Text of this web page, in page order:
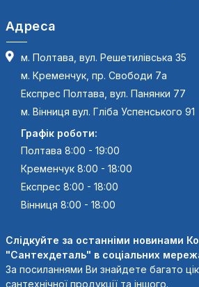
Адреса
м. Полтава, вул. Решетилівська 35
м. Кременчук, пр. Свободи 7а
Експрес Полтава, вул. Панянки 77
м. Вінниця вул. Гліба Успенського 91
Графік роботи:
Полтава 8:00 - 19:00
Кременчук 8:00 - 18:00
Експрес 8:00 - 18:00
Вінниця 8:00 - 18:00
Слідкуйте за останніми новинами
"Сантехдеталь" в соціальних
За посиланнями Ви знайдете багато
сантехнічної продукції та іншого.